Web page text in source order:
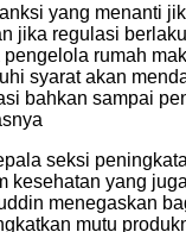
yang menanti
jika regulasi
rumah
syarat akan
bahkan sampai
seksi
kesehatan yang
menegaskan
mutu